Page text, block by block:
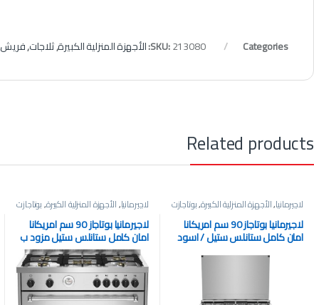
SKU:213080 Categories: الأجهزة المنزلية الكبيرة,ثلاجات,فريش
Related products
لاچيرمانيا,الأجهزة المنزلية الكبيرة,بوتاجازت
لاجيرمانيا بوتاجاز 90 سم امريكانا
امان كامل ستانلس ستيل / اسود
AMS95C31DX
لاچيرمانيا,الأجهزة المنزلية الكبيرة,بوتاجازت
لاجيرمانيا بوتاجاز 90 سم امريكانا
امان كامل ستانلس ستيل مزود ب
2 مروحة بدون غطاء ايطالي
AMS95C81AX/2